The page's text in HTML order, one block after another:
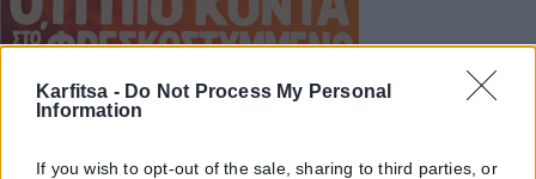
Karfitsa - Do Not Process My Personal
Information
If you wish to opt-out of the sale, sharing to third parties, or